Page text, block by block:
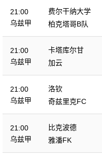
21:00
乌兹甲
费尔干纳大学
柏克塔哥B队
21:00
乌兹甲
卡塔库尔甘
加云
21:00
乌兹甲
洛钦
奇兹里克FC
21:00
乌兹甲
比克波德
雅潘FK